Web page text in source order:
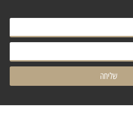
שליחה